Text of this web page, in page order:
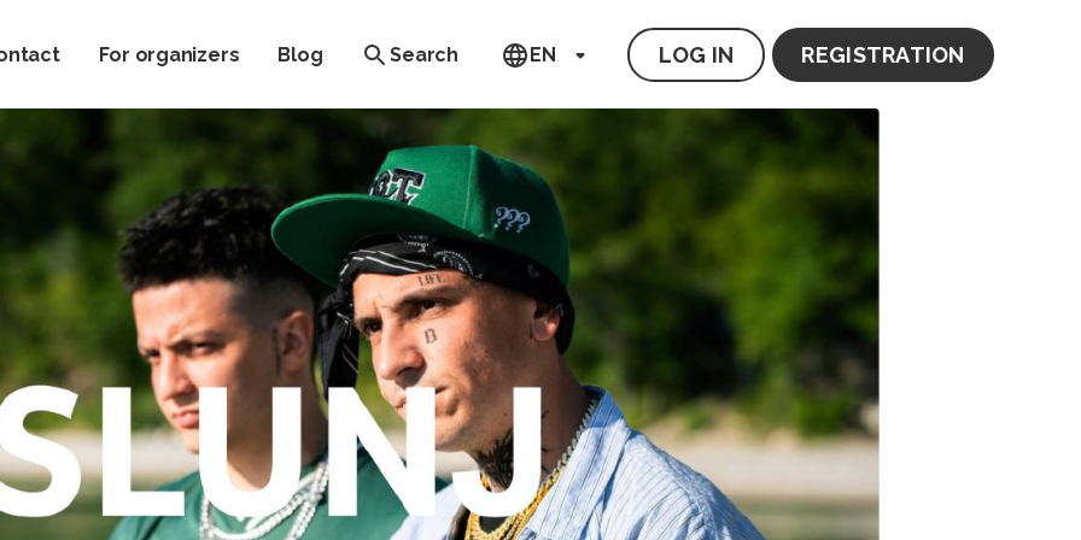
For organizers Blog Search EN LOG IN REGISTRATION